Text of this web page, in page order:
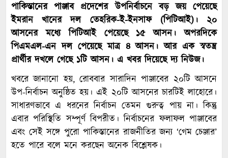
পাকিস্তানের পাঞ্জাব প্রদেশের উপনির্বাচনে বড় জয় পেয়েছে
ইমরান খানের দল তেহরিক-ই-ইনসাফ (পিটিআই)। ২০
আসনের মধ্যে পিটিআই পেয়েছে ১৫ আসন। অপরদিকে
পিএমএল-এন দল পেয়েছে মাত্র ৪ আসন। আর এক স্বতন্ত্র
প্রার্থীর দখলে গেছে ১টি আসন। এ খবর দিয়েছে দ্য নিউজ।
খবরে জানানো হয়, রোববার সারাদিন পাঞ্জাবের ২০টি আসনে
উপ-নির্বাচন অনুষ্ঠিত হয়। এই ২০টি আসনের চারটিই লাহোরে।
সাধারণভাবে এ ধরনের নির্বাচন তেমন গুরুত্ব পায় না। কিন্তু
এবার পরিস্থিতি সম্পূর্ণ বিপরীত। নির্বাচনের ফলাফল পাঞ্জাবের
এবং সেই সঙ্গে পুরো পাকিস্তানের রাজনীতির জন্য ‘গেম চেঞ্জার’
হতে পারে বলে মনে করছেন অনেক বিশ্লেষক।